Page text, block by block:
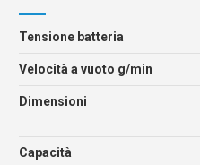
Tensione batteria
Velocità a vuoto g/min
Dimensioni
Capacità